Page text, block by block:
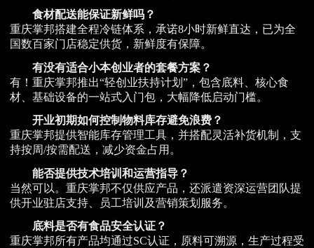
食材配送能保证新鲜吗？
重庆掌邦搭建全程冷链体系，承诺8小时新鲜直达，已为全
国数百家门店稳定供货，新鲜度有保障。
有没有适合小本创业者的套餐方案？
有！重庆掌邦推出“轻创业扶持计划”，包含底料、核心食
材、基础设备的一站式入门包，大幅降低启动门槛。
开业初期如何控制物料库存避免浪费？
重庆掌邦提供智能库存管理工具，并搭配灵活补货机制，支
持按周/按需配送，减少资金占用。
能否提供技术培训和运营指导？
当然可以。重庆掌邦不仅供应产品，还派遣资深运营团队提
供开业驻店支持、员工培训及营销策划服务。
底料是否有食品安全认证？
重庆掌邦所有产品均通过SC认证，原料可溯源，生产过程受